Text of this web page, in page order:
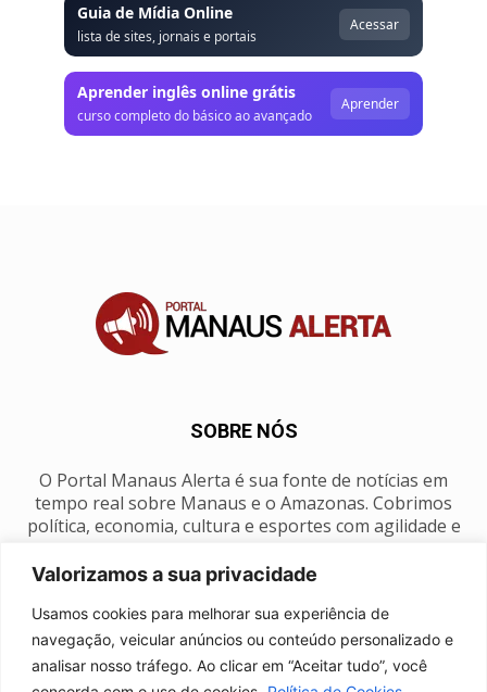
Valorizamos a sua privacidade
Usamos cookies para melhorar sua experiência de
navegação, veicular anúncios ou conteúdo personalizado e
analisar nosso tráfego. Ao clicar em “Aceitar tudo”, você
Guia de Mídia Online
lista de sites, jornais e portais
Acessar
Aprender inglês online grátis
curso completo do básico ao avançado
Aprender
SOBRE NÓS
O Portal Manaus Alerta é sua fonte de notícias em
tempo real sobre Manaus e o Amazonas. Cobrimos
política, economia, cultura e esportes com agilidade e
SIGA-NOS